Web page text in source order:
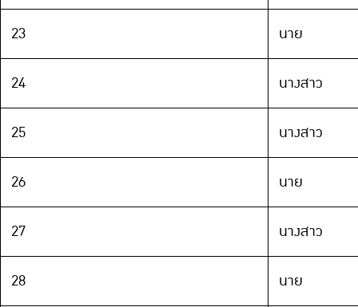
23
นาย
24
นางสาว
25
นางสาว
26
นาย
27
นางสาว
28
นาย